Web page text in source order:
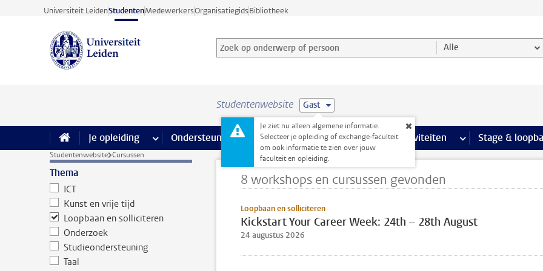
Ga direct naar de inhoud
Universiteit LeidenStudentenMedewerkersOrganisatiegidsBibliotheek
Zoek op onderwerp of persoon en selecteer categorie
Zoekterm Alle
Studentenwebsite Gast
Je ziet nu alleen algemene informatie.
Selecteer je opleiding of exchange-faculteit
om ook informatie te zien over jouw
faculteit en opleiding.
Je opleiding meer Je opleiding pagina’s
Ondersteuning meer Ondersteuning pagina’s
Faciliteiten meer Faciliteiten pagina’s
Extra studieactiviteiten meer Extra
Stage &
Studentenwebsite Cursussen
Thema
ICT
Kunst en vrije tijd
Loopbaan en solliciteren
Onderzoek
Studieondersteuning
Taal
8 workshops en cursussen gevonden
Loopbaan en solliciteren
Kickstart Your Career Week: 24th – 28th August
24 augustus 2026